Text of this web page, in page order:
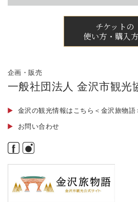
チケットの
使い方・購入
企画・販売
一般社団法人 金沢市観光
金沢の観光情報はこちら＜金沢旅物語
お問い合わせ